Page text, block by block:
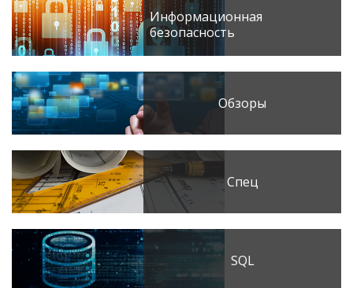
Информационная
безопасность
Обзоры
Спец
SQL